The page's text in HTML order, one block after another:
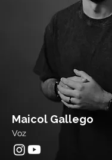
Maicol Gallego
Voz